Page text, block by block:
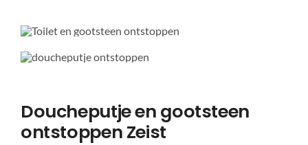
Doucheputje en gootsteen
ontstoppen Zeist